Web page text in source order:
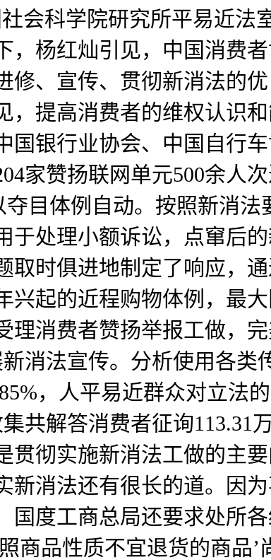
会科学院研究所平易近法
杨红灿引见，中国消费
、宣传、贯彻新消法的
提高消费者的维权认识
银行业协会、中国自行
家赞扬联网单元500余人
目体例自动。按照新消
处理小额诉讼，点窜后
时俱进地制定了响应，
起的近程购物体例，最大
消费者赞扬举报工做，
消法宣传。分析使用各类
，人平易近群众对立法
共解答消费者征询113.31
彻实施新消法工做的主
消法还有很长的道。因
度工商总局还要求处所
商品性质不宜退货的商品’